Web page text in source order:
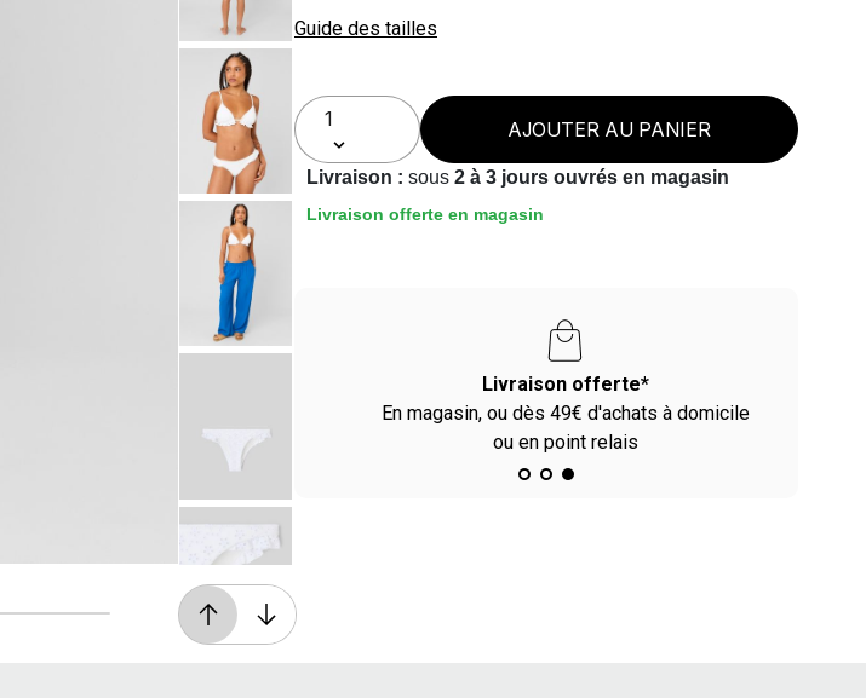
Guide des tailles
AJOUTER AU PANIER
Livraison : sous 2 à 3 jours ouvrés en magasin
Livraison offerte en magasin
Livraison offerte*
En magasin, ou dès 49€ d'achats à domicile
ou en point relais